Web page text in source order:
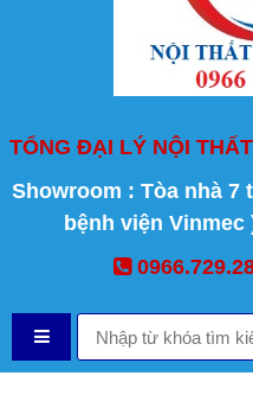
TỔNG ĐẠI LÝ NỘI
Showroom : Tòa nhà 7
bệnh viện Vinmec